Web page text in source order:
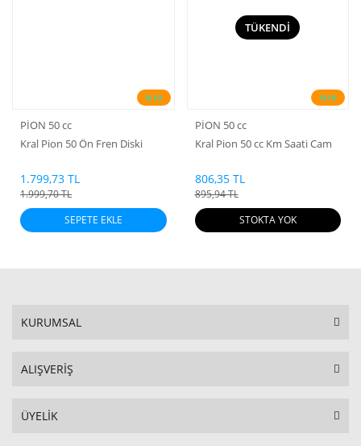
%10
PİON 50 cc
Kral Pion 50 Ön Fren Diski
1.799,73 TL
1.999,70 TL
SEPETE EKLE
%10
TÜKENDİ
PİON 50 cc
Kral Pion 50 cc Km Saati Cam
806,35 TL
895,94 TL
STOKTA YOK
KURUMSAL
ALIŞVERİŞ
ÜYELİK